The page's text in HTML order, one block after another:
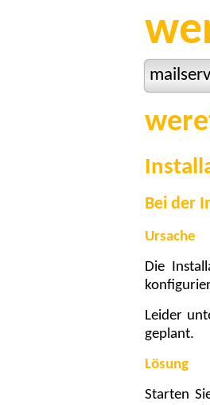
Bei der
Ursache
Die
Leider
geplant.
Lösung
Starten